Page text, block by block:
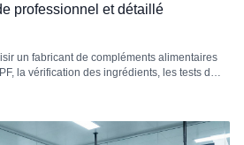
professionnel et détaillé
un fabricant de compléments alimentaires
la vérification des ingrédients, les tests de